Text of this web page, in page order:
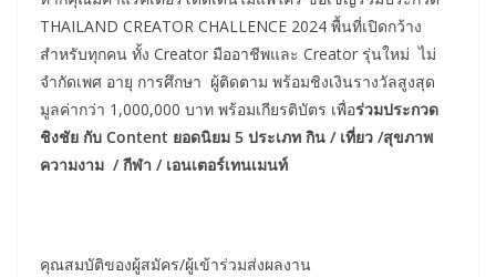
THAILAND CREATOR CHALLENCE 2024 พื้นที่เปิดกว้าง
สำหรับทุกคน ทั้ง Creator มืออาชีพและ Creator รุ่นใหม่ ไม่
จำกัดเพศ อายุ การศึกษา ผู้ติดตาม พร้อมชิงเงินรางวัลสูงสุด
มูลค่ากว่า 1,000,000 บาท พร้อมเกียรติบัตร เพื่อร่วมประกวด
ชิงชัย กับ Content ยอดนิยม 5 ประเภท กิน / เที่ยว /สุขภาพ
ความงาม / กีฬา / เอนเตอร์เทนเมนท์
คุณสมบัติของผู้สมัคร/ผู้เข้าร่วมส่งผลงาน